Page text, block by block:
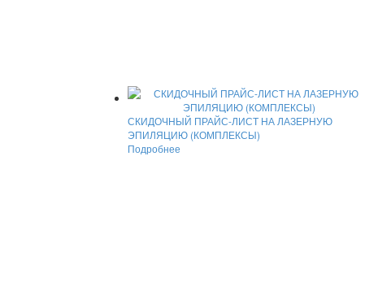
СКИДОЧНЫЙ ПРАЙС-ЛИСТ НА ЛАЗЕРНУЮ
ЭПИЛЯЦИЮ (КОМПЛЕКСЫ)
Подробнее